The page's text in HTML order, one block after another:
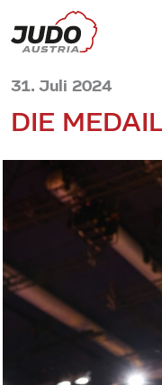
31. Juli 2024
DIE